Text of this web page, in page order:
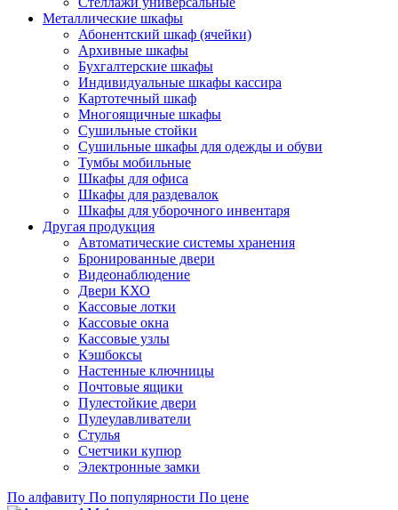
Металлические шкафы
Абонентский шкаф (ячейки)
Архивные шкафы
Бухгалтерские шкафы
Индивидуальные шкафы кассира
Картотечный шкаф
Многоящичные шкафы
Сушильные стойки
Сушильные шкафы для одежды и обуви
Тумбы мобильные
Шкафы для офиса
Шкафы для раздевалок
Шкафы для уборочного инвентаря
Другая продукция
Автоматические системы хранения
Бронированные двери
Видеонаблюдение
Двери КХО
Кассовые лотки
Кассовые окна
Кассовые узлы
Кэшбоксы
Настенные ключницы
Почтовые ящики
Пулестойкие двери
Пулеулавливатели
Стулья
Счетчики купюр
Электронные замки
По алфавиту По популярности По цене